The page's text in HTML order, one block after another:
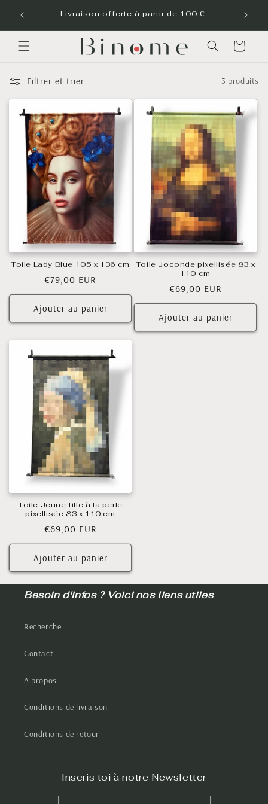
passer
Livraison offerte à partir de 100 €
Panier
Filtrer et trier 3 produits
Toile Lady Blue 105 x 136 cm
Prix
habituel
€79,00 EUR
Ajouter au panier
Toile Joconde pixellisée 83 x
110 cm
Prix
habituel
€69,00 EUR
Ajouter au panier
Toile Jeune fille à la perle
pixellisée 83 x 110 cm
Prix
habituel
€69,00 EUR
Ajouter au panier
Besoin d'infos ? Voici nos liens utiles
Recherche
Contact
A propos
Conditions de livraison
Conditions de retour
Inscris toi à notre Newsletter